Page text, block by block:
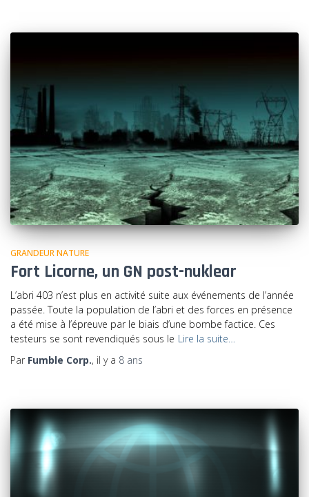
GRANDEUR NATURE
Fort Licorne, un GN post-nuklear
L’abri 403 n’est plus en activité suite aux événements de l’année
passée. Toute la population de l’abri et des forces en présence
a été mise à l’épreuve par le biais d’une bombe factice. Ces
testeurs se sont revendiqués sous le Lire la suite…
Par Fumble Corp., il y a 8 ans